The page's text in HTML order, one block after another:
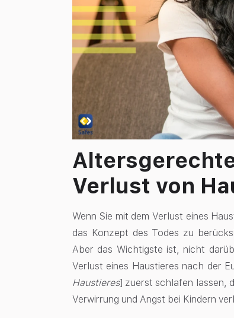
Verlust von
Wenn Sie mit dem Verlust eines
das Konzept des Todes zu
Aber das Wichtigste ist, nicht
Verlust eines Haustieres nach der
Haustieres] zuerst schlafen lassen,
Verwirrung und Angst bei Kindern